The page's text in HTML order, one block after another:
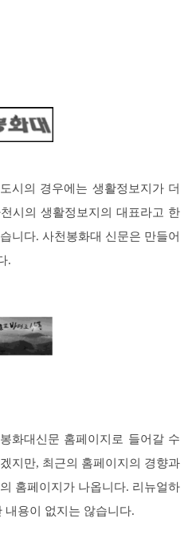
시의 경우에는 생활정보지가 더
시의 생활정보지의 대표라고 한
니다. 사천봉화대 신문은 만들어
.
화대신문 홈페이지로 들어갈 수
지만, 최근의 홈페이지의 경향과
홈페이지가 나옵니다. 리뉴얼하
내용이 없지는 않습니다.